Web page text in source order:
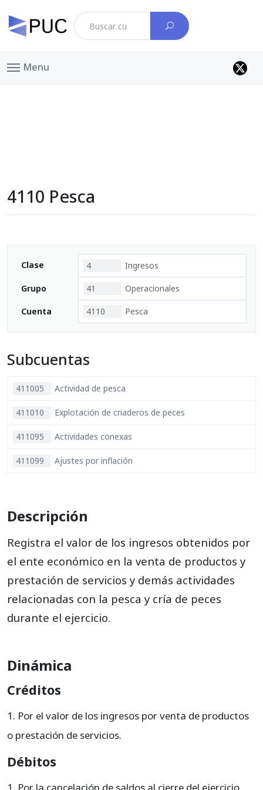
Menu
4110 Pesca
Clase 4 Ingresos
Grupo 41 Operacionales
Cuenta 4110 Pesca
Subcuentas
411005 Actividad de pesca
411010 Explotación de criaderos de peces
411095 Actividades conexas
411099 Ajustes por inflación
Descripción
Registra el valor de los ingresos obtenidos por
el ente económico en la venta de productos y
prestación de servicios y demás actividades
relacionadas con la pesca y cría de peces
durante el ejercicio.
Dinámica
Créditos
Por el valor de los ingresos por venta de productos
o prestación de servicios.
Débitos